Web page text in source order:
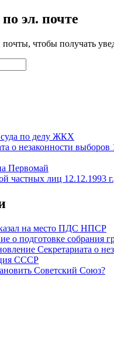
эл. почте
чтобы получать
суда по делу ЖКХ
о незаконности выборов
Первомай
частных лиц 12.12.1993
на место ПДС НПСР
о подготовке собрания
Секретариата о
СССР
Советский Союз?